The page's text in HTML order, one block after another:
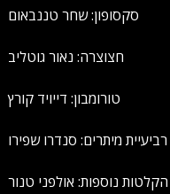
סקסופון: שחר טננבאום
חצוצרה: נאור גוטליב
טורומבון: דייויד קורץ
רביעיית מיתרים: סנדרו שפירו
הקלטות נוספות: אולפני טנור